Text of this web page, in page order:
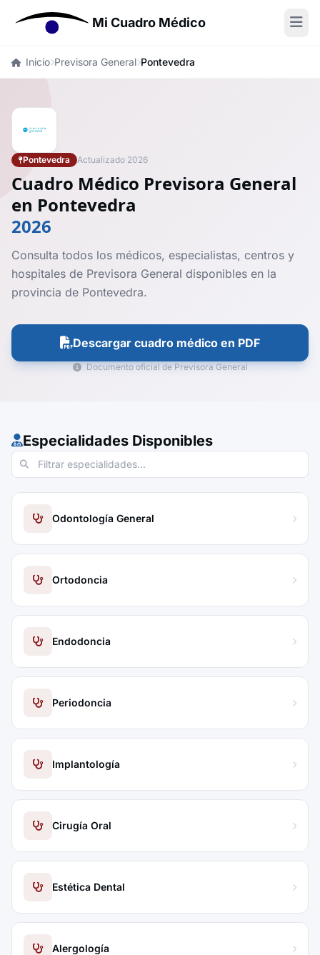
Mi Cuadro Médico
Inicio Previsora General Pontevedra
Pontevedra Actualizado 2026
Cuadro Médico Previsora General
en Pontevedra
2026
Consulta todos los médicos, especialistas, centros y
hospitales de Previsora General disponibles en la
provincia de Pontevedra.
Descargar cuadro médico en PDF
Documento oficial de Previsora General
Especialidades Disponibles
Odontología General
Ortodoncia
Endodoncia
Periodoncia
Implantología
Cirugía Oral
Estética Dental
Alergología